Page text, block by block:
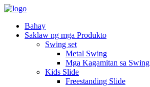
Bahay
Saklaw ng mga Produkto
Swing set
Metal Swing
Mga Kagamitan sa Swing
Kids Slide
Freestanding Slide